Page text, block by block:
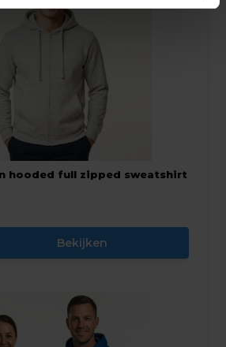
hooded full zipped sweatshirt
Bekijken